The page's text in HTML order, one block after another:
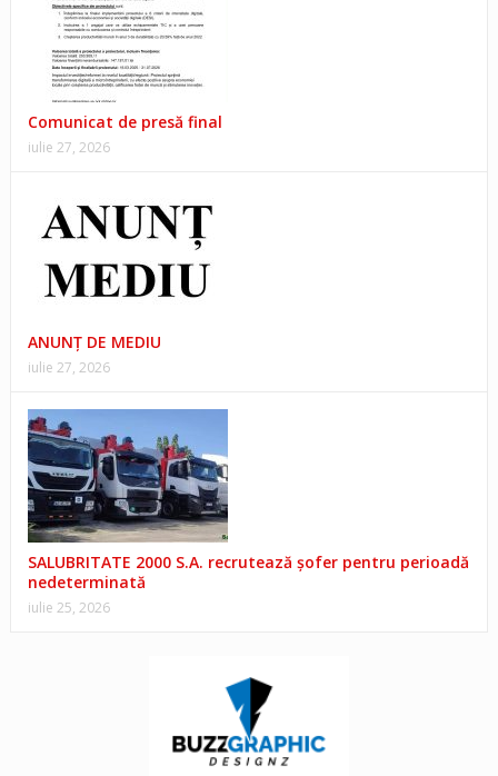
Comunicat de presă final
iulie 27, 2026
ANUNŢ DE MEDIU
iulie 27, 2026
SALUBRITATE 2000 S.A. recrutează șofer pentru perioadă
nedeterminată
iulie 25, 2026